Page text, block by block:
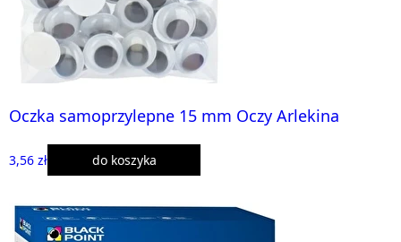
Oczka samoprzylepne 15 mm Oczy Arlekina
3,56 zł do koszyka